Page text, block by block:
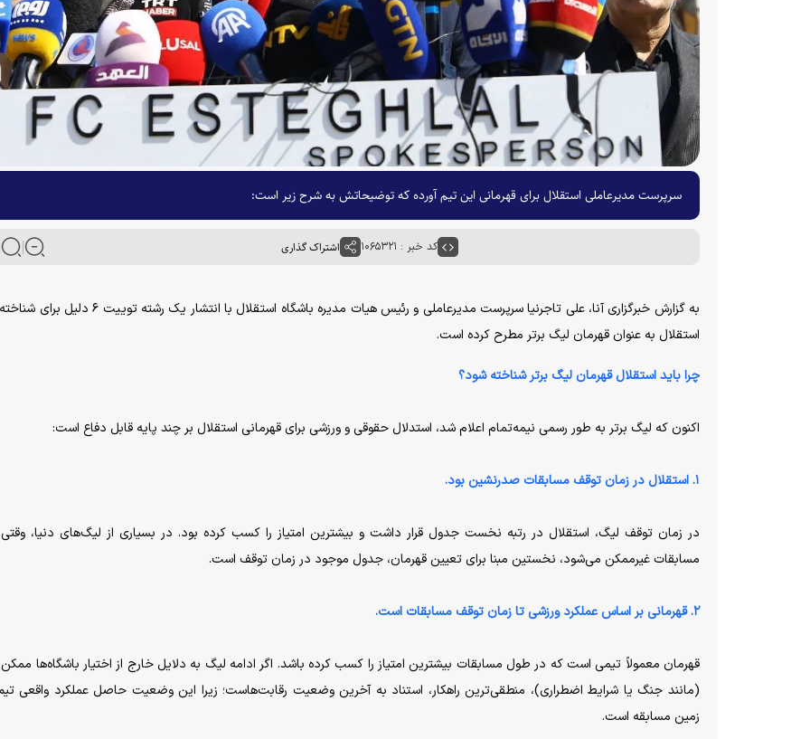
سرپرست مدیرعاملی استقلال برای قهرمانی این تیم آورده که توضیحاتش به شرح زیر است:
کد خبر : ۱۰۶۵۳۲۱ اشتراک گذاری
به گزارش خبرگزاری آنا، علی تاجرنیا سرپرست مدیرعاملی و رئیس هیات مدیره باشگاه استقلال با
استقلال به عنوان قهرمان لیگ برتر مطرح کرده است.
‏چرا باید‌ استقلال⁩ ‌قهرمان⁩‌ لیگ برتر⁩ شناخته شود؟
اکنون که لیگ برتر به طور رسمی نیمه‌تمام اعلام شد، استدلال حقوقی و ورزشی برای قهرمانی استقلال بر چند پایه قابل دفاع است:
۱. استقلال در زمان توقف مسابقات صدرنشین بود.
در زمان توقف لیگ، استقلال در رتبه نخست جدول قرار داشت و بیشترین امتیاز را کسب کرده بود. در بسیاری از لیگ‌های دنیا، وقتی
مسابقات غیرممکن می‌شود، نخستین مبنا برای تعیین قهرمان، جدول موجود در زمان توقف است.
۲. قهرمانی بر اساس عملکرد ورزشی تا زمان توقف مسابقات است.
قهرمان معمولاً تیمی است که در طول مسابقات بیشترین امتیاز را کسب کرده باشد. اگر ادامه لیگ به دلایل خارج از اختیار باشگاه‌ها
(مانند جنگ یا شرایط اضطراری)، منطقی‌ترین راهکار، استناد به آخرین وضعیت رقابت‌هاست؛ زیرا این وضعیت حاصل عملکرد واقعی
زمین مسابقه است.